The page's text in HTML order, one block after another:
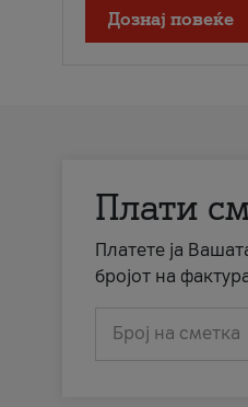
Дознај повеќе
Плати
Платете ја
бројот на
Број на сметка